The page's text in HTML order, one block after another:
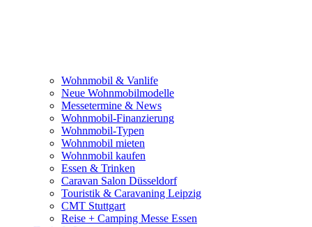
Wohnmobil & Vanlife
Neue Wohnmobilmodelle
Messetermine & News
Wohnmobil-Finanzierung
Wohnmobil-Typen
Wohnmobil mieten
Wohnmobil kaufen
Essen & Trinken
Caravan Salon Düsseldorf
Touristik & Caravaning Leipzig
CMT Stuttgart
Reise + Camping Messe Essen